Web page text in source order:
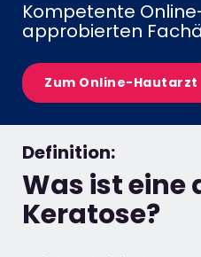
Kompetente
approbierten
Zum Online-Hautarzt
Definition:
Was ist eine
Keratose?